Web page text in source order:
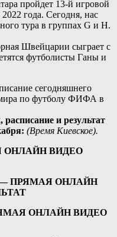
пройдет 13-й игровой
года. Сегодня, нас
тура в группах G и H.
Швейцарии сыграет с
футболисты Ганы и
сегодняшнего
по футболу ФИФА в
и результат
(Время Киевское).
ОНЛАЙН ВИДЕО
ПРЯМАЯ ОНЛАЙН
ОНЛАЙН ВИДЕО